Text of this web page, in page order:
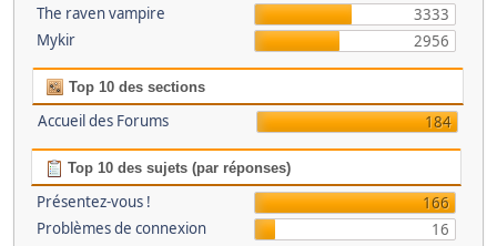
The raven vampire
3333
Mykir
2956
Top 10 des sections
Accueil des Forums 184
Top 10 des sujets (par réponses)
Présentez-vous !
166
Problèmes de connexion
16